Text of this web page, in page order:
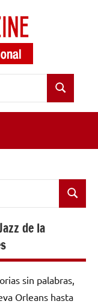
Buscar
Buscar
de la
sin palabras,
Orleans hasta